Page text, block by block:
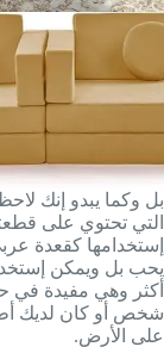
بل وكما يبدو إنك
التي تحتوي على
إستخدامها كقعدة
يحب بل ويمكن
أكثر وهي مفيدة في
شخص أو كان لديك
على الأرض.